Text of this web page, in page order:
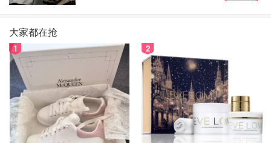
大家都在抢
1 2